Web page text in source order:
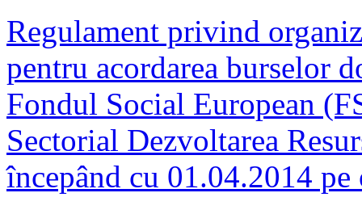
Regulament privind
pentru acordarea burselor
Fondul Social European
Sectorial Dezvoltarea
începând cu 01.04.2014